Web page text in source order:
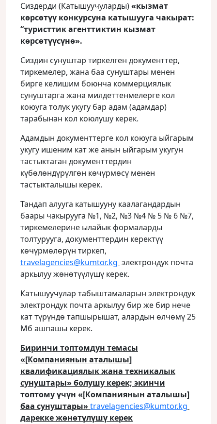
Сиздерди (Катышуучуларды)«кызмат
көрсөтүү конкурсуна катышууга чакырат:
“туристтик агенттиктин кызмат
көрсөтүүсүнө».
Сиздин сунуштар тиркелген документтер,
тиркемелер, жана баа сунуштары менен
бирге келишим боюнча коммерциялык
сунуштарга жана милдеттенмелерге кол
коюуга толук укугу бар адам (адамдар)
тарабынан кол коюлушу керек.
Адамдын документтерге кол коюуга ыйгарым
укугу ишеним кат же анын ыйгарым укугун
тастыктаган документтердин
күбөлөндүрүлгөн көчүрмөсү менен
тастыкталышы керек.
Тандап алууга катышууну каалагандардын
баары чакырууга №1, №2, №3 №4 № 5 № 6 №7,
тиркемелерине ылайык формаларды
толтурууга, документтердин керектүү
көчүрмөлөрүн тиркеп,
travelagencies@kumtor.kg электрондук почта
аркылуу жөнөтүүлүшү керек.
Катышуучулар табыштамаларын электрондук
электрондук почта аркылуу бир же бир нече
кат түрүндө тапшырышат, алардын өлчөмү 25
Мб ашпашы керек.
Биринчи топтомдун темасы
«[Компаниянын аталышы]
квалификациялык жана техникалык
сунуштары» болушу керек; экинчи
топтому үчүн «[Компаниянын аталышы]
баа сунуштары» travelagencies@kumtor.kg
дарекке жөнөтүлүшү керек